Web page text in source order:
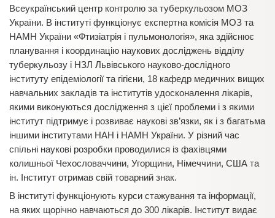
Всеукраїнський центр контролю за туберкульозом МОЗ
України. В інституті функціонує експертна комісія МОЗ та
НАМН України «Фтизіатрія і пульмонологія», яка здійснює
планування і координацію наукових досліджень відділу
туберкульозу і НЗЛ Львівського науково-дослідного
інституту епідеміології та гігієни, 18 кафедр медичних вищих
навчальних закладів та інститутів удосконалення лікарів,
якими виконуються дослідження з цієї проблеми і з якими
інститут підтримує і розвиває наукові зв’язки, як і з багатьма
іншими інститутами НАН і НАМН України. У різний час
спільні наукові розробки проводилися із фахівцями
колишньої Чехословаччини, Угорщини, Німеччини, США та
ін. Інститут отримав свій товарний знак.
В інституті функціонують курси стажування та інформації,
на яких щорічно навчаються до 300 лікарів. Інститут видає